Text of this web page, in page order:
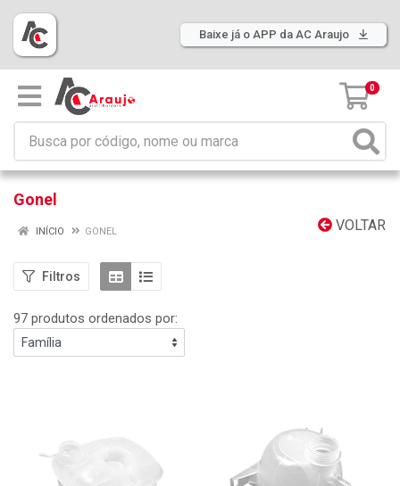
Baixe já o APP da AC Araujo
0
Gonel
VOLTAR
INÍCIO GONEL
Filtros
97 produtos ordenados por: